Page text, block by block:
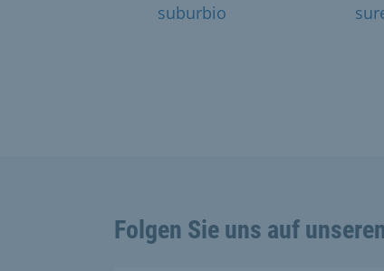
suburbio
Folgen Sie uns auf